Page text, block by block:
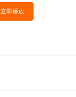
立即播放